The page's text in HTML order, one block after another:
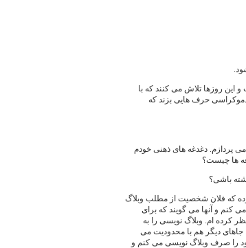
روزها تلاش می کنند که با
حرف هایی بزند که
پردازم. دغدغه های ذهنی خودم
ها چیست؟
باشی؟
که فلان شخصیت از مطلب وبلاگ
کنم و آنها می گویند که برای
کرده ام. وبلاگ نویسی را به
جاهای دیگر هم با محدودیت می
را صرف وبلاگ نویسی می کنم و